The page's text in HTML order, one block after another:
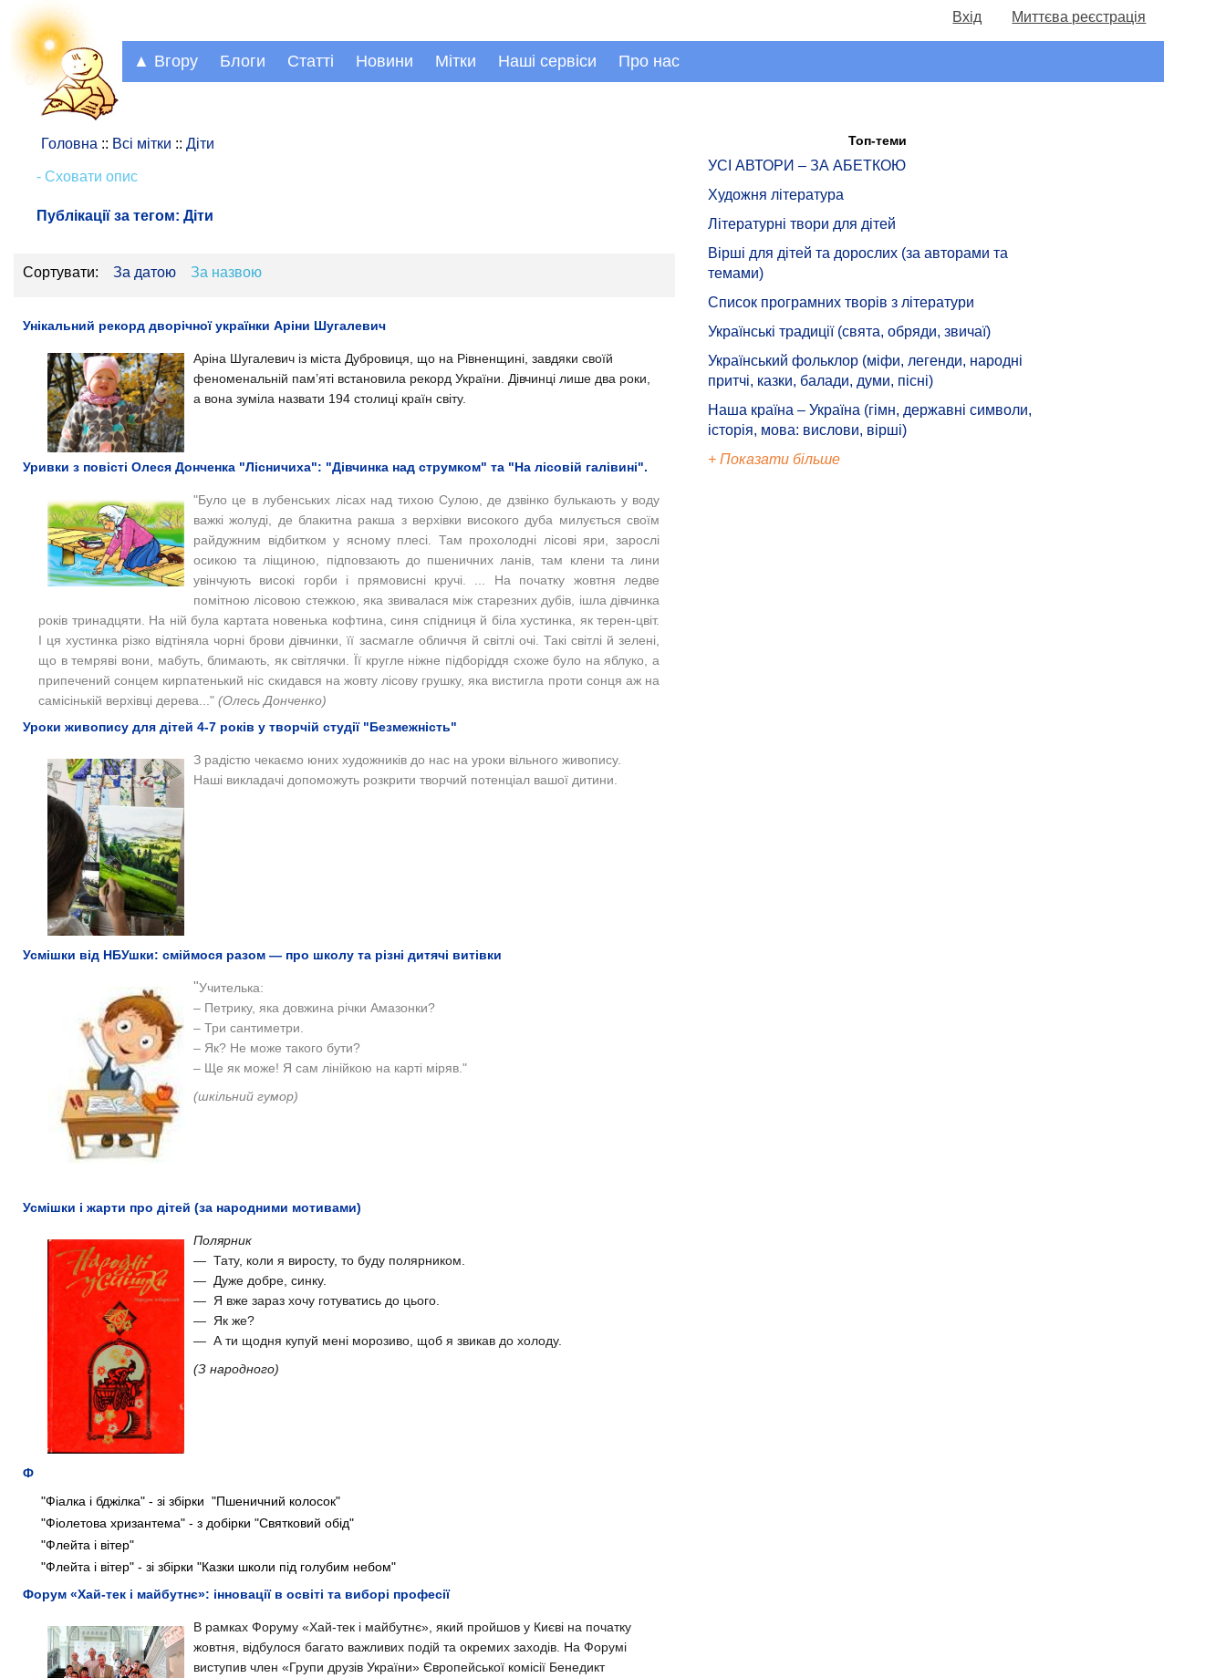
Вхід Миттєва реєстрація
▲ Вгору Блоги Статті Новини Мітки Наші сервіси Про нас
Головна :: Всі мітки :: Діти
- Сховати опис
Публікації за тегом: Діти
Сортувати: За датою За назвою
Унікальний рекорд дворічної українки Аріни Шугалевич
Аріна Шугалевич із міста Дубровиця, що на Рівненщині, завдяки своїй
феноменальній пам’яті встановила рекорд України. Дівчинці лише два роки,
а вона зуміла назвати 194 столиці країн світу.
Уривки з повісті Олеся Донченка "Лісничиха": "Дівчинка над струмком" та "На лісовій галівині".
"Було це в лубенських лісах над тихою Сулою, де дзвінко булькають у воду
важкі жолуді, де блакитна ракша з верхівки високого дуба милується своїм
райдужним відбитком у ясному плесі. Там прохолодні лісові яри, зарослі
осикою та ліщиною, підповзають до пшеничних ланів, там клени та лини
увінчують високі горби і прямовисні кручі. ... На початку жовтня ледве
помітною лісовою стежкою, яка звивалася між старезних дубів, ішла дівчинка
років тринадцяти. На ній була картата новенька кофтина, синя спідниця й біла хустинка, як терен-цвіт.
І ця хустинка різко відтіняла чорні брови дівчинки, її засмагле обличчя й світлі очі. Такі світлі й зелені,
що в темряві вони, мабуть, блимають, як світлячки. Її кругле ніжне підборіддя схоже було на яблуко, а
припечений сонцем кирпатенький ніс скидався на жовту лісову грушку, яка вистигла проти сонця аж на
самісінькій верхівці дерева..." (Олесь Донченко)
Уроки живопису для дітей 4-7 років у творчій студії "Безмежність"
З радістю чекаємо юних художників до нас на уроки вільного живопису.
Наші викладачі допоможуть розкрити творчий потенціал вашої дитини.
Усмішки від НБУшки: сміймося разом — про школу та різні дитячі витівки ​​
"Учителька:
– Петрику, яка довжина річки Амазонки?
– Три сантиметри.
– Як? Не може такого бути?
– Ще як може! Я сам лінійкою на карті міряв."
(шкільний гумор)
Усмішки і жарти про дітей (за народними мотивами)
Полярник
— Тату, коли я виросту, то буду полярником.
— Дуже добре, синку.
— Я вже зараз хочу готуватись до цього.
— Як же?
— А ти щодня купуй мені морозиво, щоб я звикав до холоду.
(З народного)
Ф
"Фіалка і бджілка" - зі збірки "Пшеничний колосок"
"Фіолетова хризантема" - з добірки "Святковий обід"
"Флейта і вітер"
"Флейта і вітер" - зі збірки "Казки школи під голубим небом"
Форум «Хай-тек і майбутнє»: інновації в освіті та виборі професії
В рамках Форуму «Хай-тек і майбутнє», який пройшов у Києві на початку
жовтня, відбулося багато важливих подій та окремих заходів. На Форумі
виступив член «Групи друзів України» Європейської комісії Бенедикт
Топ-теми
УСІ АВТОРИ – ЗА АБЕТКОЮ
Художня література
Літературні твори для дітей
Вірші для дітей та дорослих (за авторами та
темами)
Список програмних творів з літератури
Українські традиції (свята, обряди, звичаї)
Український фольклор (міфи, легенди, народні
притчі, казки, балади, думи, пісні)
Наша країна – Україна (гімн, державні символи,
історія, мова: вислови, вірші)
+ Показати більше